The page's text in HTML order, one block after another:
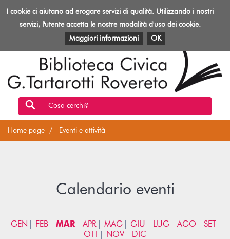
Toggle
Biblioteca
Rovereto
EVENTI E ATTIVITÀ PATRIMONIO E RISORSE
Cosa cerchi?
Home page Eventi e attività
Calendario eventi
GEN FEB MAR APR MAG GIU LUG AGO
SET
OTT
NOV
DIC
I cookie ci aiutano ad erogare servizi di qualità. Utilizzando i nostri
servizi, l'utente accetta le nostre modalità d'uso dei cookie.
Maggiori informazioni
OK